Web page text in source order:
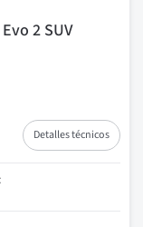
2 SUV
Detalles técnicos
: